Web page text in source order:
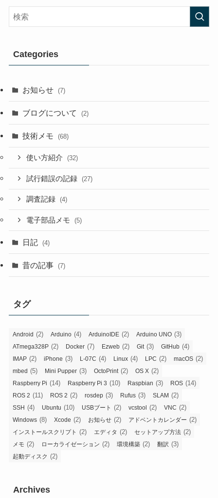
Categories
お知らせ (7)
ブログについて (2)
技術メモ (68)
使い方紹介 (32)
試行錯誤の記録 (27)
調査記録 (4)
電子部品メモ (5)
日記 (4)
昔の記事 (7)
タグ
Android (2) Arduino (4) ArduinoIDE (2) Arduino UNO (3)
ATmega328P (2) Docker (7) Ezweb (2) Git(3) GitHub (4)
IMAP (2) iPhone (3) L-07C (4) Linux (4) LPC (2) macOS (2)
mbed (5) Mini Pupper (3) OctoPrint(2) OS X (2)
Raspberry Pi (14) Raspberry Pi 3 (10) Raspbian (3) ROS (14)
ROS 2 (11) ROS 2 (2) rosdep (3) Rufus (3) SLAM (2)
SSH (4) Ubuntu (10) USBブート (2) vcstool (2) VNC (2)
Windows (8) Xcode (2) お知らせ (2) アドベントカレンダー (2)
インストールスクリプト (2) エディタ (2) セットアップ方法 (2)
メモ (2) ローカライゼーション (2) 環境構築 (2) 翻訳 (3)
起動ディスク (2)
Archives